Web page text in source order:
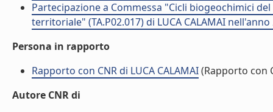
Partecipazione a Commessa "Cicli biogeochimici
territoriale" (TA.P02.017) di LUCA CALAMAI nell'anno
Persona in rapporto
Rapporto con CNR di LUCA CALAMAI(Rapporto con
Autore CNR di